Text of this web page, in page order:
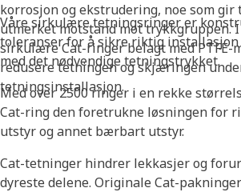
korrosjon og ekstrudering, noe som gir
utmerket motstand mot trykkgruppen.
sirkulære Cat-ringer belagt med PTFE-
redusere tetningen og skjæringen
tetningsinstallasjon.
Våre sirkulære tetningsringer er
toleranser for å sikre riktig
med det nødvendige tetningstrykket.
Med over 2500 ringer i en rekke
Cat-ring den foretrukne løsningen for
utstyr og annet bærbart utstyr.
Cat-tetninger hindrer lekkasjer og
dyreste delene. Originale Cat-